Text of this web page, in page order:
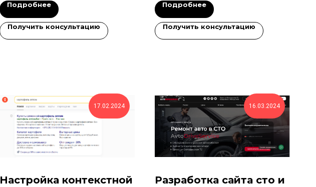
Подробнее
Получить консультацию
Подробнее
Получить консультацию
17.02.2024
Настройка контекстной
16.03.2024
Разработка сайта сто и